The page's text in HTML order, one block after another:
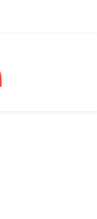
تخطي إلى